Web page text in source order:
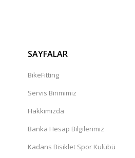
SAYFALAR
BikeFitting
Servis Birimimiz
Hakkımızda
Banka Hesap Bilgilerimiz
Kadans Bisiklet Spor Kulübü